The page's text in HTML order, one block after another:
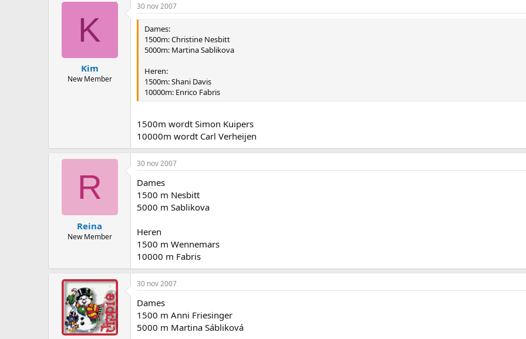
K
Kim
New Member
30 nov 2007
Dames:
1500m: Christine Nesbitt
5000m: Martina Sablikova
Heren:
1500m: Shani Davis
10000m: Enrico Fabris
1500m wordt Simon Kuipers
10000m wordt Carl Verheijen
R
Reina
New Member
30 nov 2007
Dames
1500 m Nesbitt
5000 m Sablikova
Heren
1500 m Wennemars
10000 m Fabris
30 nov 2007
Dames
1500 m Anni Friesinger
5000 m Martina Sábliková